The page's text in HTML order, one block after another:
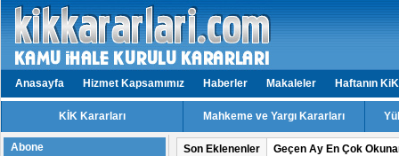
Anasayfa Hizmet Kapsamımız Haberler Makaleler Haftanın
KİK Kararları Mahkeme ve Yargı Kararları
Abone Son Eklenenler Geçen Ay En Çok